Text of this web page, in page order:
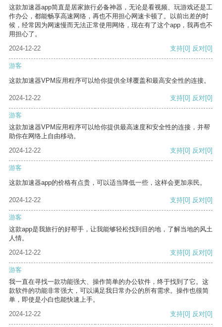
这款加速器app简直是居家旅行必备神器，无论是看视频、玩游戏还是工
作办公，都能畅享高速网络，再也不用担心网速卡顿了。以前出差的时
候，经常因为网速慢而无法正常使用网络，现在有了这个app，我再也不
用担心了。
2024-12-22
支持[0] 反对[0]
游客
这款加速器VPM应用程序可以给你提供全球覆盖和最高安全性的连接。
2024-12-22 支持[0] 反对[0]
游客
这款加速器VPM应用程序可以给你提供最高速度和安全性的连接，并帮
助你在网络上自由移动。
2024-12-22
支持[0] 反对[0]
游客
这款加速器app的价格有点贵，可以适当降低一些，这样会更加亲民。
2024-12-22 支持[0] 反对[0]
游客
这款app是我旅行的好帮手，让我能够轻松找到目的地，了解当地的风土
人情。
2024-12-22
支持[0] 反对[0]
游客
我一直在寻找一款功能强大、操作简单的办公软件，终于找到了它。这
款软件的功能非常强大，可以满足我日常办公的所有需求。操作也很简
单，即使是小白也能快速上手。
2024-12-22
支持[0] 反对[0]